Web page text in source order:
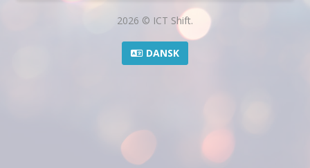
2026 © ICT Shift.
DANSK